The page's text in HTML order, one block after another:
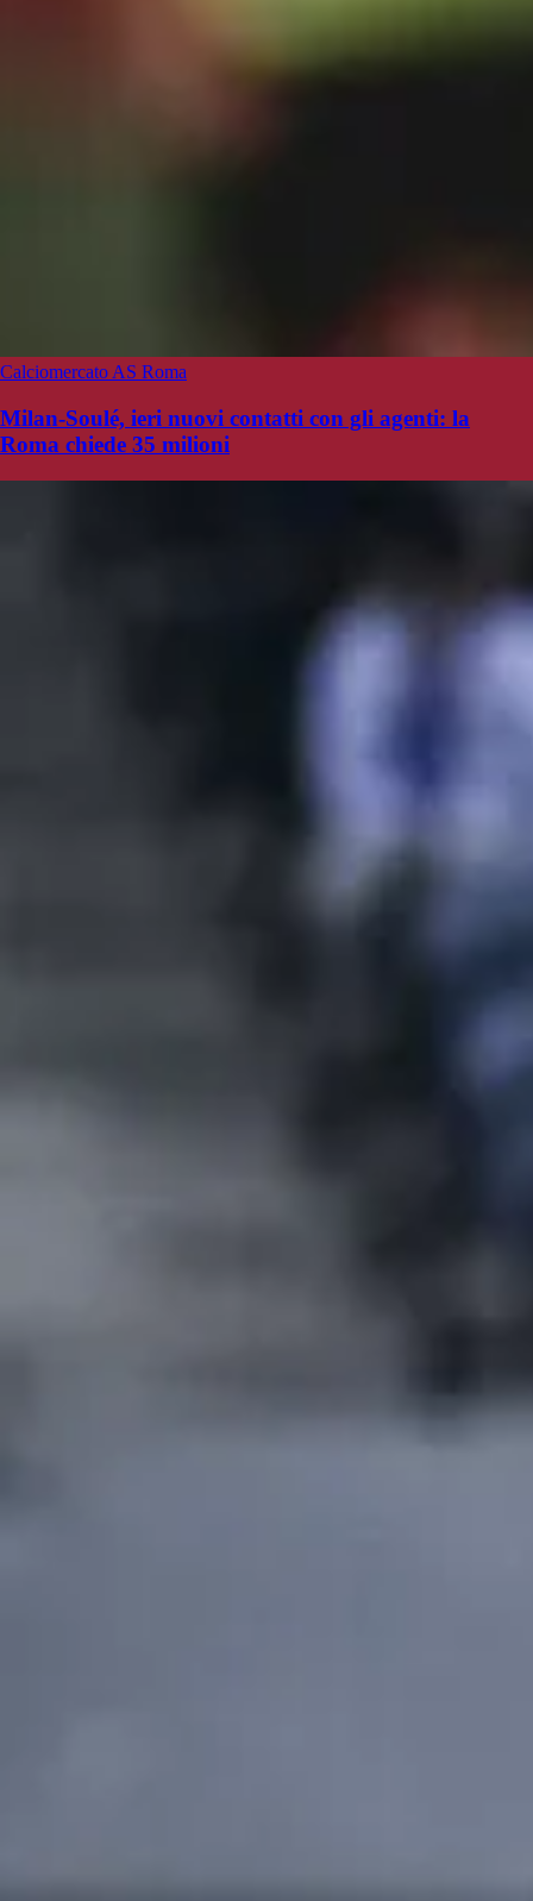
Calciomercato AS Roma
Milan-Soulé, ieri nuovi contatti con gli agenti: la
Roma chiede 35 milioni